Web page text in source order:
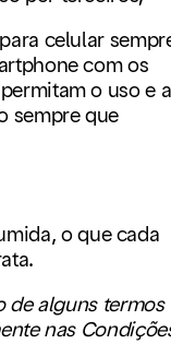
celular
com os
o uso e a
sempre que
o que cada
de alguns termos
nas